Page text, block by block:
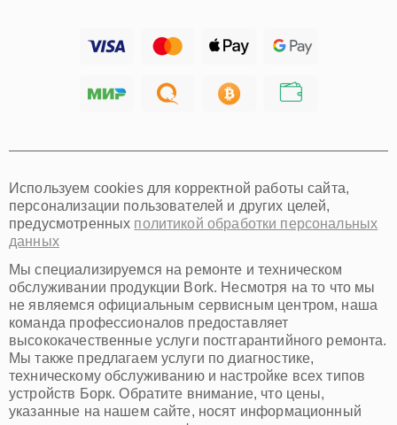
Хабаровск
Иркутск
Омск
Красноярск
Пермь
Ульяновск
Киров
Архангельск
Астрахань
Белгород
Благовещенск
Брянск
Владивосток
Владикавказ
Владимир
Используем cookies для корректной работы сайта,
персонализации пользователей и других целей,
предусмотренных политикой обработки персональных
данных
Мы специализируемся на ремонте и техническом
обслуживании продукции Bork. Несмотря на то что мы
не являемся официальным сервисным центром, наша
команда профессионалов предоставляет
высококачественные услуги постгарантийного ремонта.
Мы также предлагаем услуги по диагностике,
техническому обслуживанию и настройке всех типов
устройств Борк. Обратите внимание, что цены,
указанные на нашем сайте, носят информационный